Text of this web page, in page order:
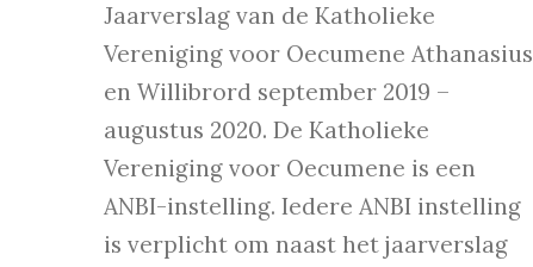
Jaarverslag van de Katholieke
Vereniging voor Oecumene Athanasius
en Willibrord september 2019 –
augustus 2020. De Katholieke
Vereniging voor Oecumene is een
ANBI-instelling. Iedere ANBI instelling
is verplicht om naast het jaarverslag